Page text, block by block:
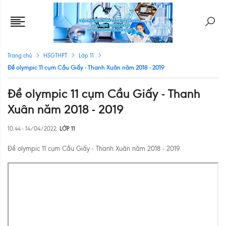
Trang chủ HSGTHPT Lớp 11
Đề olympic 11 cụm Cầu Giấy - Thanh Xuân năm 2018 - 2019
Đề olympic 11 cụm Cầu Giấy - Thanh
Xuân năm 2018 - 2019
10:44 - 14/04/2022 LỚP 11
Đề olympic 11 cụm Cầu Giấy - Thanh Xuân năm 2018 - 2019